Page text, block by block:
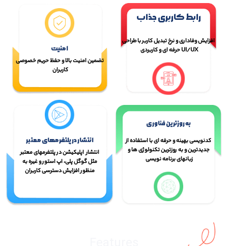
رابط کاربری جذاب
افزایش وفاداری و نرخ تبدیل کاربر با طراحی
UI/UX حرفه ای و کاربردی
امنیت
تضمین امنیت بالا و حفظ حریم خصوصی
کاربران
به روزترین فناوری
کدنویسی بهینه و حرفه ای با استفاده از
جدیدترین و به روزترین تکنولوژی ها و
زبانهای برنامه نویسی
انتشار در پلتفرمهای معتبر
انتشار اپلیکیشن در پلتفرمهای معتبر
مثل گوگل پلی، اپ استور و غیره به
منظور افزایش دسترسی کاربران